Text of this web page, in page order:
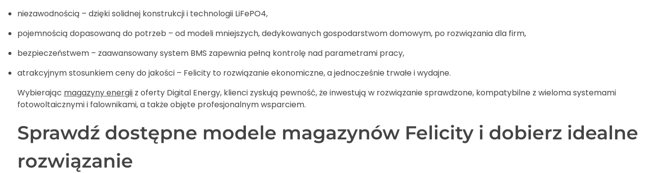
niezawodnością – dzięki solidnej konstrukcji i technologii LiFePO4,
pojemnością dopasowaną do potrzeb – od modeli mniejszych, dedykowanych gospodarstwom domowym, po rozwiązania dla firm,
bezpieczeństwem – zaawansowany system BMS zapewnia pełną kontrolę nad parametrami pracy,
atrakcyjnym stosunkiem ceny do jakości – Felicity to rozwiązanie ekonomiczne, a jednocześnie trwałe i wydajne.
Wybierając magazyny energii z oferty Digital Energy, klienci zyskują pewność, że inwestują w rozwiązanie sprawdzone, kompatybilne z wieloma systemami
fotowoltaicznymi i falownikami, a także objęte profesjonalnym wsparciem.
Sprawdź dostępne modele magazynów Felicity i dobierz idealne
rozwiązanie